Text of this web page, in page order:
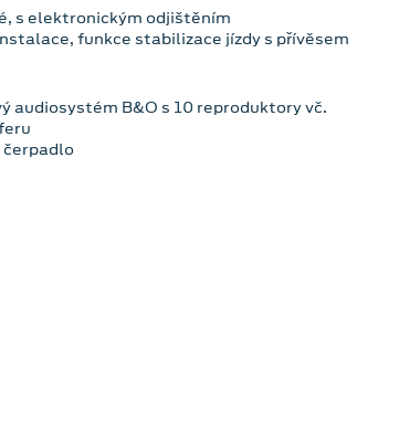
s elektronickým odjištěním
funkce stabilizace jízdy s přívěsem
audiosystém B&O s 10 reproduktory vč.
čerpadlo